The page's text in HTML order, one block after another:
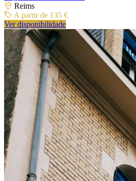
Reims
A partir de 135 €
Ver disponibilidade